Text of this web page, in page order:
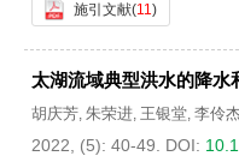
施引文献(11)
太湖流域典型洪水的降水
胡庆芳, 朱荣进, 王银堂, 李伶
2022, (5): 40-49. DOI: